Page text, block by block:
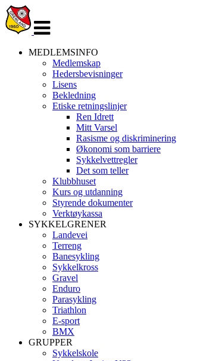
navigasjon
MEDLEMSINFO
Medlemskap
Hedersbevisninger
Lisens
Bekledning
Etiske retningslinjer
Ren Idrett
Mitt Varsel
Rasisme og diskriminering
Økonomi som barriere
Sykkelvettregler
Det som teller
Klubbhuset
Kurs og utdanning
Styrende dokumenter
Verktøykassa
SYKKELGRENER
Landevei
Terreng
Banesykling
Sykkelkross
Gravel
Enduro
Parasykling
Triathlon
E-sport
BMX
GRUPPER
Sykkelskole